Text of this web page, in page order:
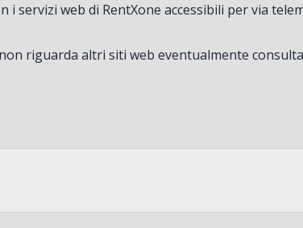
i servizi web di RentXone accessibili per via
riguarda altri siti web eventualmente